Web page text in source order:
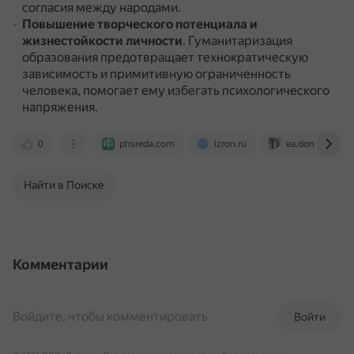
согласия между народами.
Повышение творческого потенциала и
жизнестойкости личности. Гуманитаризация
образования предотвращает технократическую
зависимость и примитивную ограниченность
человека, помогает ему избегать психологического
напряжения.
0 phsreda.com izron.ru
Найти в Поиске
Комментарии
Войти
Войдите, чтобы комментировать